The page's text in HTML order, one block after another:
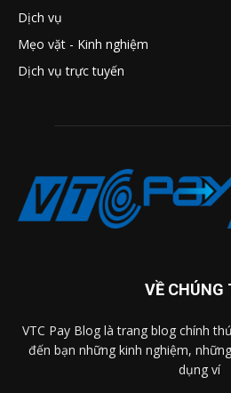
Dịch vụ
Mẹo vặt - Kinh nghiệm
Dịch vụ trực tuyến
VỀ CHÚNG
VTC Pay Blog là trang blog chính
đến bạn những kinh nghiệm,
dụng ví